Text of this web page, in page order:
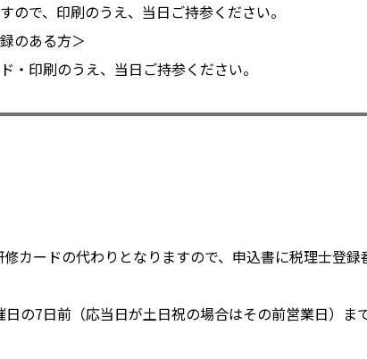
で、印刷のうえ、当日ご持参ください。
のある方＞
印刷のうえ、当日ご持参ください。
カードの代わりとなりますので、申込書に税理士登
の7日前（応当日が土日祝の場合はその前営業日）